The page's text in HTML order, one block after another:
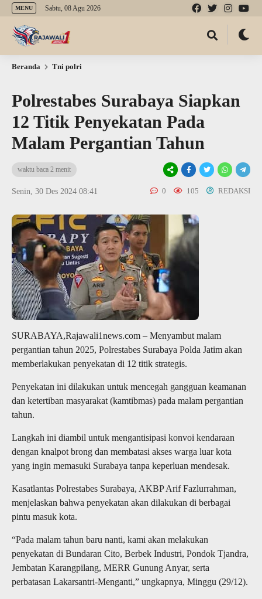
MENU Sabtu, 08 Agu 2026
Beranda Tni polri
Polrestabes Surabaya Siapkan
12 Titik Penyekatan Pada
Malam Pergantian Tahun
waktu baca 2 menit
Senin, 30 Des 2024 08:41 0 105 REDAKSI
SURABAYA,Rajawali1news.com – Menyambut malam
pergantian tahun 2025, Polrestabes Surabaya Polda Jatim akan
memberlakukan penyekatan di 12 titik strategis.
Penyekatan ini dilakukan untuk mencegah gangguan keamanan
dan ketertiban masyarakat (kamtibmas) pada malam pergantian
tahun.
Langkah ini diambil untuk mengantisipasi konvoi kendaraan
dengan knalpot brong dan membatasi akses warga luar kota
yang ingin memasuki Surabaya tanpa keperluan mendesak.
Kasatlantas Polrestabes Surabaya, AKBP Arif Fazlurrahman,
menjelaskan bahwa penyekatan akan dilakukan di berbagai
pintu masuk kota.
“Pada malam tahun baru nanti, kami akan melakukan
penyekatan di Bundaran Cito, Berbek Industri, Pondok Tjandra,
Jembatan Karangpilang, MERR Gunung Anyar, serta
perbatasan Lakarsantri-Menganti,” ungkapnya, Minggu (29/12).